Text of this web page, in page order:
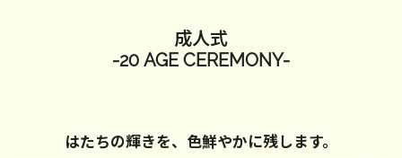
成人式
-20 AGE CEREMONY-
はたちの輝きを、色鮮やかに残します。